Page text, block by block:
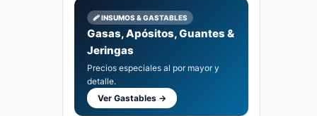
🩹 INSUMOS & GASTABLES
Gasas, Apósitos, Guantes &
Jeringas
Precios especiales al por mayor y
detalle.
Ver Gastables →